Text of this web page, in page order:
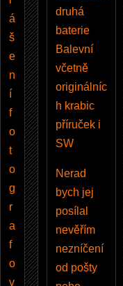
á
š
e
n
í
f
o
t
o
g
r
a
f
o
v
druhá
baterie
Balevní
včetně
originálníc
h krabic
příruček i
SW
Nerad
bych jej
posílal
nevěřím
nezníčení
od pošty